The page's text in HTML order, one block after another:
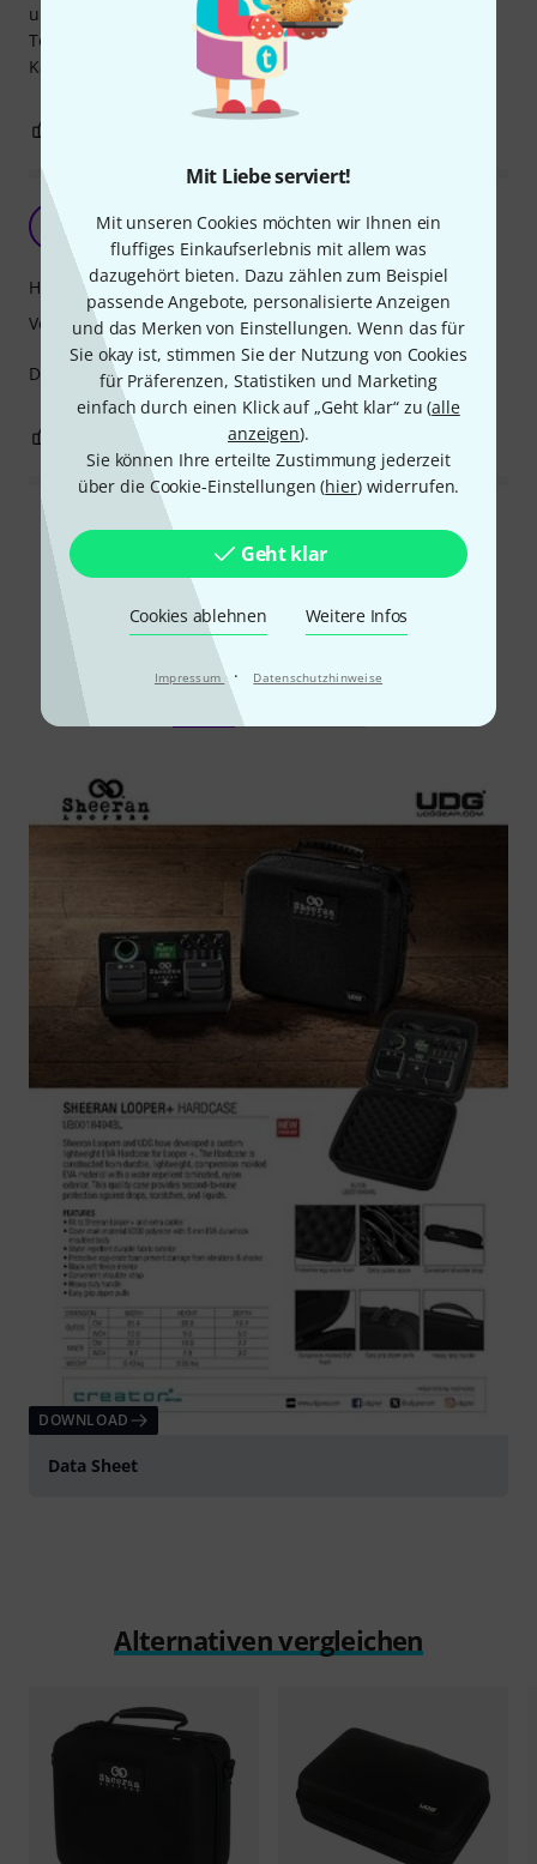
Mit Liebe serviert!
Mit unseren Cookies möchten wir Ihnen ein
fluffiges Einkaufserlebnis mit allem was
dazugehört bieten. Dazu zählen zum Beispiel
passende Angebote, personalisierte Anzeigen
und das Merken von Einstellungen. Wenn das für
Sie okay ist, stimmen Sie der Nutzung von Cookies
für Präferenzen, Statistiken und Marketing
einfach durch einen Klick auf „Geht klar“ zu (alle
anzeigen).
Sie können Ihre erteilte Zustimmung jederzeit
über die Cookie-Einstellungen (hier) widerrufen.
Geht klar
Cookies ablehnen Weitere Infos
Impressum · Datenschutzhinweise
ungewollten stößen
Toll für unterwegs.
Kann ihn nur empfehlen.
Choali 27.03.2026
Der looper ist richtig cool
Handling
Verarbeitung
0 BEWERTUNG MELDEN
Alle Bewertungen lesen
Schon gewusst?
DOWNLOAD
Data Sheet
Alternativen vergleichen